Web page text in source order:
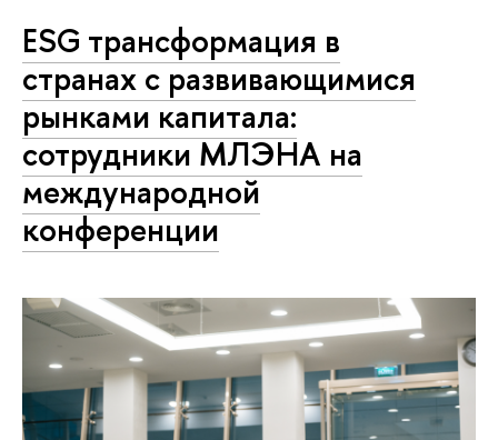
ESG трансформация в
странах с развивающимися
рынками капитала:
сотрудники МЛЭНА на
международной
конференции